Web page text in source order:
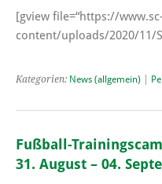
[gview file=“https://
content/uploads/2020/11/
Kategorien: News (allgemein)
Fußball-
31. August – 04.